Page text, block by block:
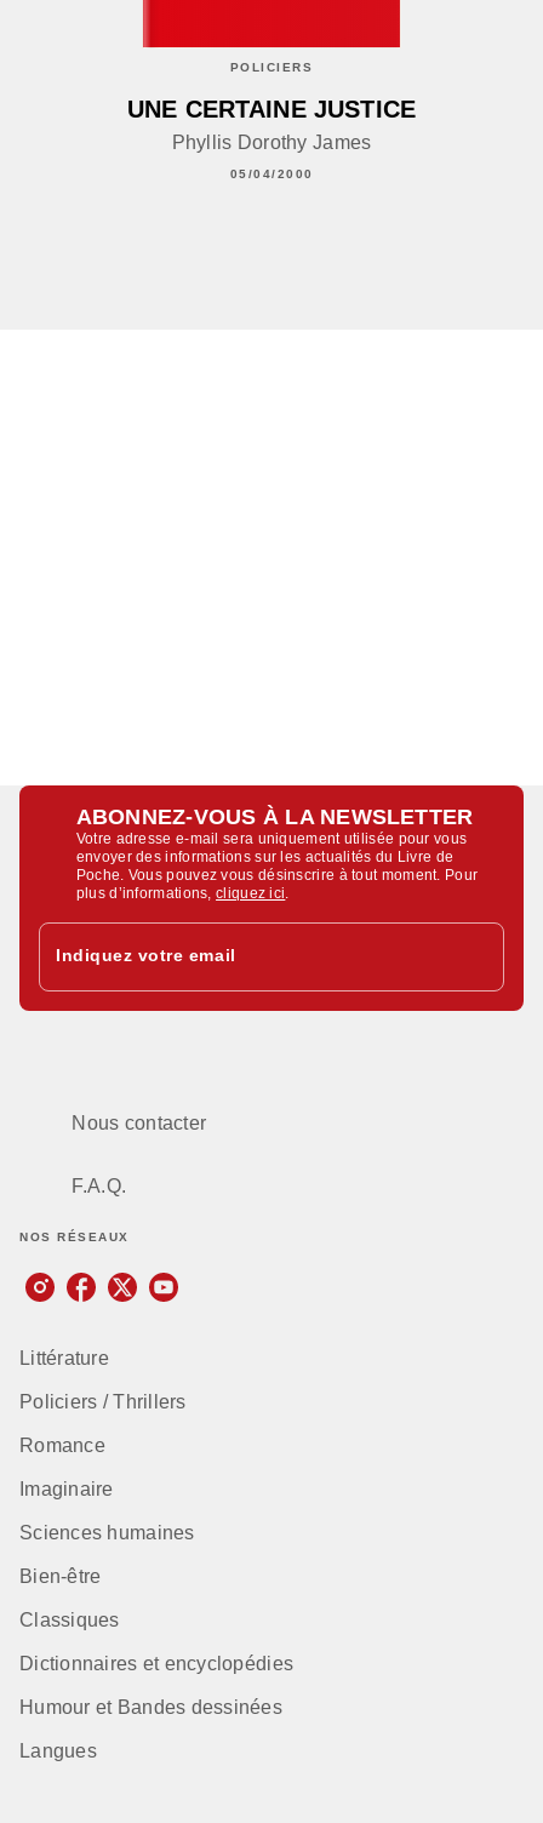
POLICIERS
UNE CERTAINE JUSTICE
Phyllis Dorothy James
05/04/2000
ABONNEZ-VOUS À LA NEWSLETTER
Votre adresse e-mail sera uniquement utilisée pour vous
envoyer des informations sur les actualités du Livre de
Poche. Vous pouvez vous désinscrire à tout moment. Pour
plus d’informations,cliquez ici
Indiquez votre email
Nous contacter
F.A.Q.
NOS RÉSEAUX
Littérature
Policiers / Thrillers
Romance
Imaginaire
Sciences humaines
Bien-être
Classiques
Dictionnaires et encyclopédies
Humour et Bandes dessinées
Langues